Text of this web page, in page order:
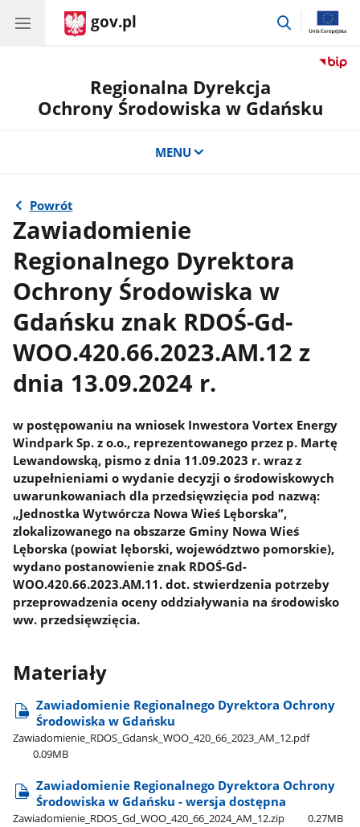
gov.pl
przejdź
Regionalna Dyrekcja
Ochrony Środowiska w Gdańsku
MENU
Powrót
Zawiadomienie
Regionalnego Dyrektora
Ochrony Środowiska w
Gdańsku znak RDOŚ-Gd-
WOO.420.66.2023.AM.12 z
dnia 13.09.2024 r.
w postępowaniu na wniosek Inwestora Vortex Energy
Windpark Sp. z o.o., reprezentowanego przez p. Martę
Lewandowską, pismo z dnia 11.09.2023 r. wraz z
uzupełnieniami o wydanie decyzji o środowiskowych
uwarunkowaniach dla przedsięwzięcia pod nazwą:
„Jednostka Wytwórcza Nowa Wieś Lęborska”,
zlokalizowanego na obszarze Gminy Nowa Wieś
Lęborska (powiat lęborski, województwo pomorskie),
wydano postanowienie znak RDOŚ-Gd-
WOO.420.66.2023.AM.11. dot. stwierdzenia potrzeby
przeprowadzenia oceny oddziaływania na środowisko
ww. przedsięwzięcia.
Materiały
Zawiadomienie Regionalnego Dyrektora Ochrony
Środowiska w Gdańsku
Zawiadomienie​_RDOS​_Gdansk​_WOO​_420​_66​_2023​_AM​_12.pdf
0.09MB
Zawiadomienie Regionalnego Dyrektora Ochrony
Środowiska w Gdańsku - wersja dostępna
Zawiadomienie​_RDOS​_Gd​_WOO​_420​_66​_2024​_AM​_12.zip 0.27MB